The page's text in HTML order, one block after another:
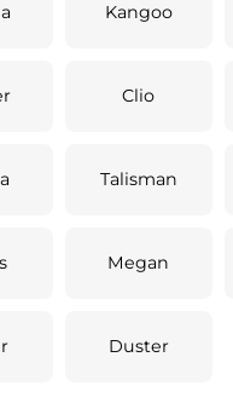
Kangoo
Clio
Talisman
Megan
Duster